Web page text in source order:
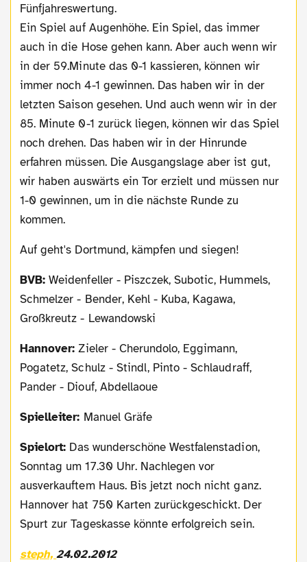
Fünfjahreswertung.
Ein Spiel auf Augenhöhe. Ein Spiel, das immer
auch in die Hose gehen kann. Aber auch wenn wir
in der 59.Minute das 0-1 kassieren, können wir
immer noch 4-1 gewinnen. Das haben wir in der
letzten Saison gesehen. Und auch wenn wir in der
85. Minute 0-1 zurück liegen, können wir das Spiel
noch drehen. Das haben wir in der Hinrunde
erfahren müssen. Die Ausgangslage aber ist gut,
wir haben auswärts ein Tor erzielt und müssen nur
1-0 gewinnen, um in die nächste Runde zu
kommen.
Auf geht's Dortmund, kämpfen und siegen!
BVB: Weidenfeller - Piszczek, Subotic, Hummels,
Schmelzer - Bender, Kehl - Kuba, Kagawa,
Großkreutz - Lewandowski
Hannover: Zieler - Cherundolo, Eggimann,
Pogatetz, Schulz - Stindl, Pinto - Schlaudraff,
Pander - Diouf, Abdellaoue
Spielleiter: Manuel Gräfe
Spielort: Das wunderschöne Westfalenstadion,
Sonntag um 17.30 Uhr. Nachlegen vor
ausverkauftem Haus. Bis jetzt noch nicht ganz.
Hannover hat 750 Karten zurückgeschickt. Der
Spurt zur Tageskasse könnte erfolgreich sein.
steph,24.02.2012